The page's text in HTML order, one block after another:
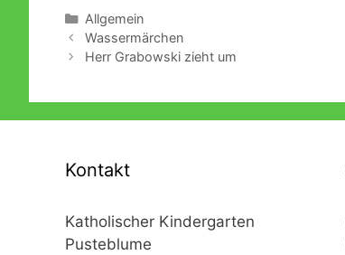
Kategorien
Allgemein
Wassermärchen
Herr Grabowski zieht um
Kontakt
Katholischer Kindergarten
Pusteblume